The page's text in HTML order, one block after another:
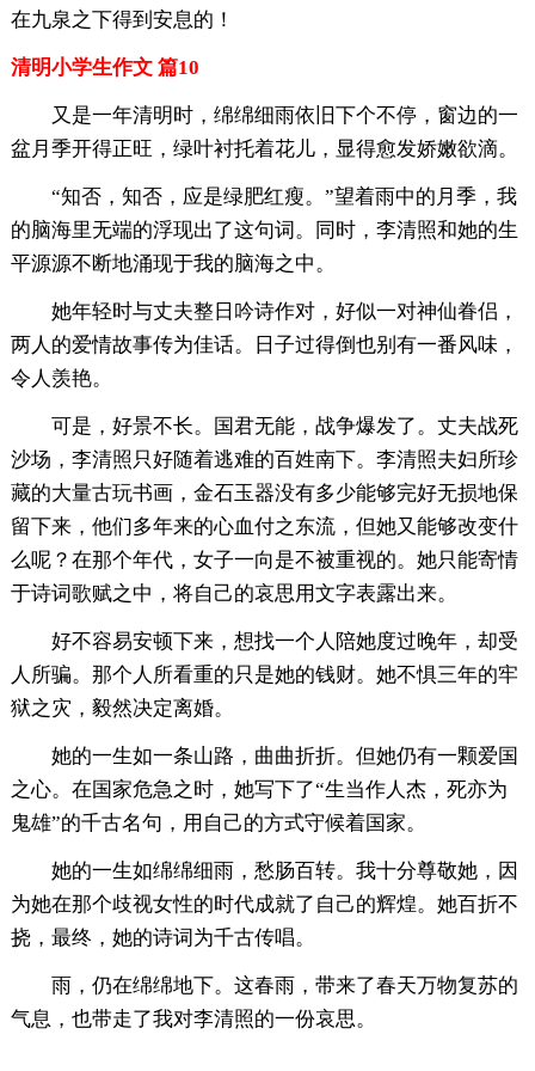
在九泉之下得到安息的！
清明小学生作文 篇10
又是一年清明时，绵绵细雨依旧下个不停，窗边的一
盆月季开得正旺，绿叶衬托着花儿，显得愈发娇嫩欲滴。
“知否，知否，应是绿肥红瘦。”望着雨中的月季，我
的脑海里无端的浮现出了这句词。同时，李清照和她的生
平源源不断地涌现于我的脑海之中。
她年轻时与丈夫整日吟诗作对，好似一对神仙眷侣，
两人的爱情故事传为佳话。日子过得倒也别有一番风味，
令人羡艳。
可是，好景不长。国君无能，战争爆发了。丈夫战死
沙场，李清照只好随着逃难的百姓南下。李清照夫妇所珍
藏的大量古玩书画，金石玉器没有多少能够完好无损地保
留下来，他们多年来的心血付之东流，但她又能够改变什
么呢？在那个年代，女子一向是不被重视的。她只能寄情
于诗词歌赋之中，将自己的哀思用文字表露出来。
好不容易安顿下来，想找一个人陪她度过晚年，却受
人所骗。那个人所看重的只是她的钱财。她不惧三年的牢
狱之灾，毅然决定离婚。
她的一生如一条山路，曲曲折折。但她仍有一颗爱国
之心。在国家危急之时，她写下了“生当作人杰，死亦为
鬼雄”的千古名句，用自己的方式守候着国家。
她的一生如绵绵细雨，愁肠百转。我十分尊敬她，因
为她在那个歧视女性的时代成就了自己的辉煌。她百折不
挠，最终，她的诗词为千古传唱。
雨，仍在绵绵地下。这春雨，带来了春天万物复苏的
气息，也带走了我对李清照的一份哀思。